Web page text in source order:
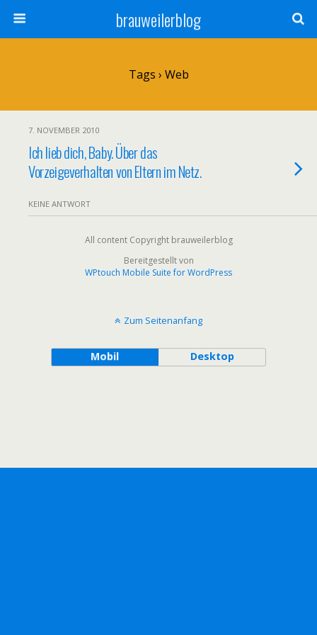
brauweilerblog
Tags › Web
7. NOVEMBER 2010
Ich lieb dich, Baby. Über das
Vorzeigeverhalten von Eltern im Netz.
KEINE ANTWORT
All content Copyright brauweilerblog
Bereitgestellt von
WPtouch Mobile Suite for WordPress
Zum Seitenanfang
Mobil Desktop